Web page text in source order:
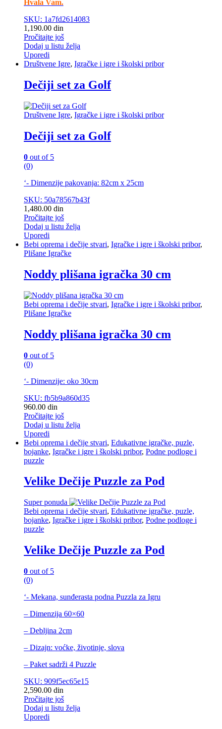
Hvala Vam.
SKU: 1a7fd2614083
1,190.00 din
Pročitajte još
Dodaj u listu želja
Uporedi
Društvene Igre, Igračke i igre i školski pribor
Dečiji set za Golf
Društvene Igre, Igračke i igre i školski pribor
Dečiji set za Golf
0 out of 5
(0)
‘- Dimenzije pakovanja: 82cm x 25cm
SKU: 50a78567b43f
1,480.00 din
Pročitajte još
Dodaj u listu želja
Uporedi
Bebi oprema i dečije stvari, Igračke i igre i školski pribor,
Plišane Igračke
Noddy plišana igračka 30 cm
Bebi oprema i dečije stvari, Igračke i igre i školski pribor,
Plišane Igračke
Noddy plišana igračka 30 cm
0 out of 5
(0)
‘- Dimenzije: oko 30cm
SKU: fb5b9a860d35
960.00 din
Pročitajte još
Dodaj u listu želja
Uporedi
Bebi oprema i dečije stvari, Edukativne igračke, puzle,
bojanke, Igračke i igre i školski pribor, Podne podloge i
puzzle
Velike Dečije Puzzle za Pod
Super ponuda
Bebi oprema i dečije stvari, Edukativne igračke, puzle,
bojanke, Igračke i igre i školski pribor, Podne podloge i
puzzle
Velike Dečije Puzzle za Pod
0 out of 5
(0)
‘- Mekana, sunđerasta podna Puzzla za Igru
– Dimenzija 60×60
– Debljina 2cm
– Dizajn: voćke, životinje, slova
– Paket sadrži 4 Puzzle
SKU: 909f5ec65e15
2,590.00 din
Pročitajte još
Dodaj u listu želja
Uporedi